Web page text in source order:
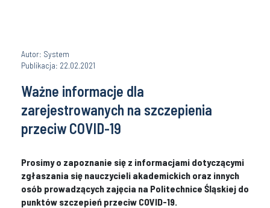
Autor: System
Publikacja: 22.02.2021
Ważne informacje dla
zarejestrowanych na szczepienia
przeciw COVID-19
Prosimy o zapoznanie się z informacjami dotyczącymi
zgłaszania się nauczycieli akademickich oraz innych
osób prowadzących zajęcia na Politechnice Śląskiej do
punktów szczepień przeciw COVID-19.